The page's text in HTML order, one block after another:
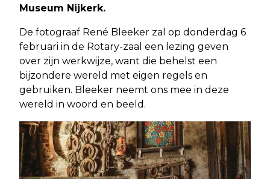
Museum Nijkerk.
De fotograaf René Bleeker zal op donderdag 6
februari in de Rotary-zaal een lezing geven
over zijn werkwijze, want die behelst een
bijzondere wereld met eigen regels en
gebruiken. Bleeker neemt ons mee in deze
wereld in woord en beeld.